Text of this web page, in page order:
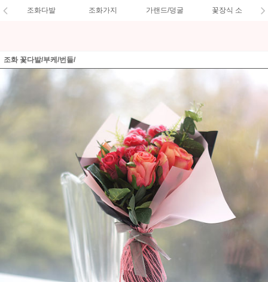
조화다발 조화가지 가랜드/덩굴 꽃장식 소
조화 꽃다발/부케/번들/